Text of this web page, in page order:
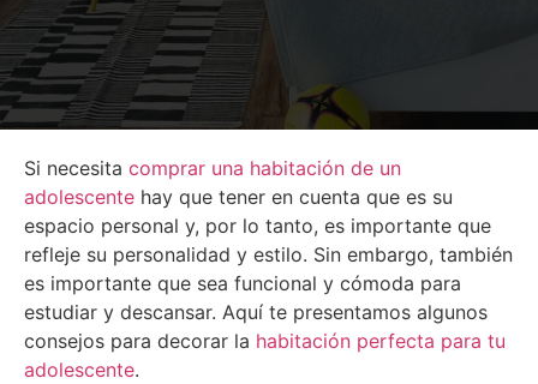
Si necesita comprar una habitación de un
adolescente hay que tener en cuenta que es su
espacio personal y, por lo tanto, es importante que
refleje su personalidad y estilo. Sin embargo, también
es importante que sea funcional y cómoda para
estudiar y descansar. Aquí te presentamos algunos
consejos para decorar la habitación perfecta para tu
adolescente.